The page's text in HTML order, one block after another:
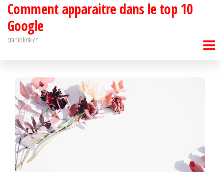
Passer
contenu
Comment apparaitre dans le top 10
Google
craniolink.ch